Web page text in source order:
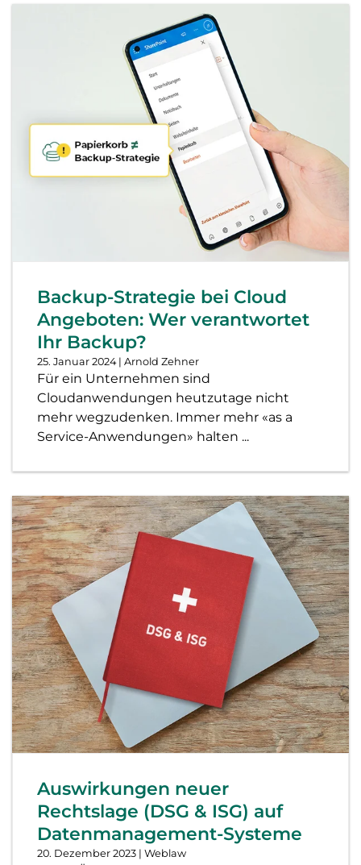
Backup-Strategie bei Cloud
Angeboten: Wer verantwortet
Ihr Backup?
25. Januar 2024 | Arnold Zehner
Für ein Unternehmen sind
Cloudanwendungen heutzutage nicht
mehr wegzudenken. Immer mehr «as a
Service-Anwendungen» halten ...
Auswirkungen neuer
Rechtslage (DSG & ISG) auf
Datenmanagement-Systeme
20. Dezember 2023 | Weblaw